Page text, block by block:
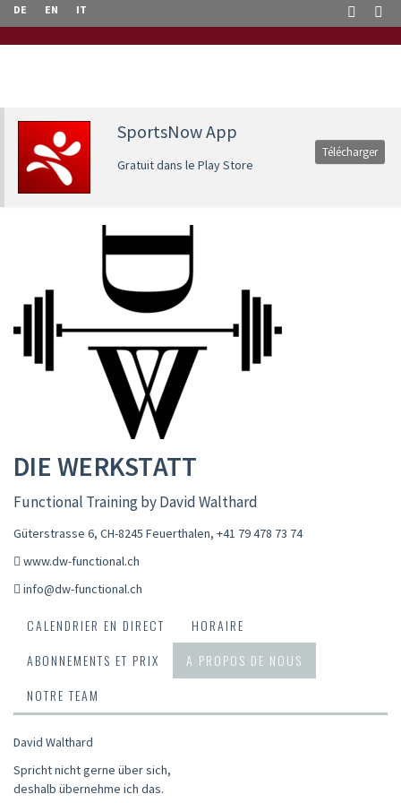
DE EN IT
SportsNow App
Gratuit dans le Play Store
Télécharger
DIE WERKSTATT
Functional Training by David Walthard
Güterstrasse 6, CH-8245 Feuerthalen, +41 79 478 73 74
www.dw-functional.ch
info@dw-functional.ch
CALENDRIER EN DIRECT
HORAIRE
ABONNEMENTS ET PRIX
A PROPOS DE NOUS
NOTRE TEAM
David Walthard
Spricht nicht gerne über sich,
deshalb übernehme ich das.